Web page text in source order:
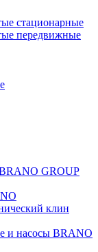
стационарные
передвижные
GROUP
клин
и насосы BRANO